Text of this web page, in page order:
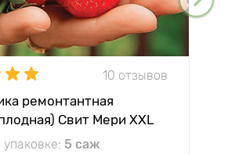
10 отзывов
ремонтантная
Свит Мери XXL
5 саж